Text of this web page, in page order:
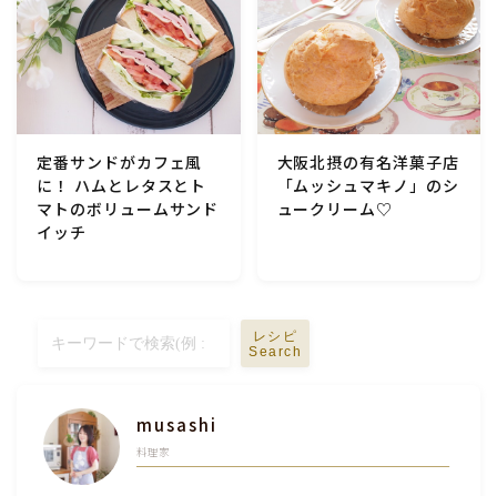
定番サンドがカフェ風
に！ ハムとレタスとト
マトのボリュームサンド
イッチ
大阪北摂の有名洋菓子店
「ムッシュマキノ」のシ
ュークリーム♡
レシピ
Search
musashi
料理家